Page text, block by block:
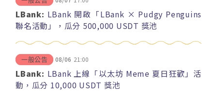
LBank: LBank 開啟「LBank × Pudgy Penguins
聯名活動」，瓜分 500,000 USDT 獎池
一般公告 08/06 21:00
LBank: LBank 上線「以太坊 Meme 夏日狂歡」活
動，瓜分 10,000 USDT 獎池